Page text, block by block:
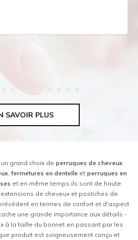
SAVOIR PLUS
grand choix de perruques de cheveux
,fermetures en dentelleet perruques en
et en même temps ils sont de haute
de cheveux et postiches de
en termes de confort et d'aspect
une grande importance aux détails -
à la taille du bonnet en passant par les
produit est soigneusement conçu et